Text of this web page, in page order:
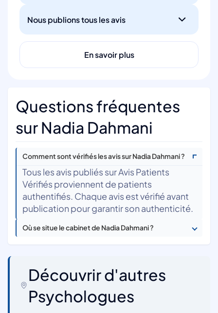
Nous publions tous les avis
En savoir plus
Questions fréquentes
sur Nadia Dahmani
Comment sont vérifiés les avis sur Nadia Dahmani ?
Tous les avis publiés sur Avis Patients
Vérifiés proviennent de patients
authentifiés. Chaque avis est vérifié avant
publication pour garantir son authenticité.
Où se situe le cabinet de Nadia Dahmani ?
Découvrir d'autres
Psychologues